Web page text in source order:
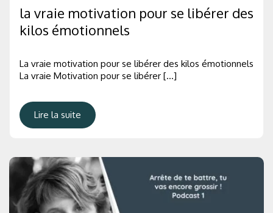
la vraie motivation pour se libérer des
kilos émotionnels
La vraie motivation pour se libérer des kilos émotionnels
La vraie Motivation pour se libérer […]
Lire la suite